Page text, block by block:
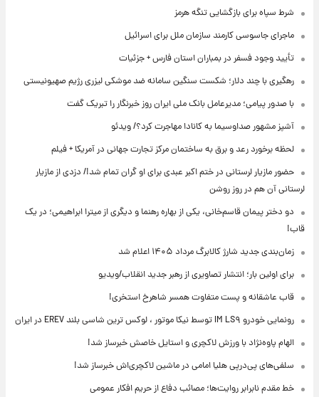
شرط سپاه برای بازگشایی تنگه هرمز
ماجرای جاسوسی کارمند سازمان ملل برای اسرائیل
تأیید وجود فسفر در بمباران استان فارس + جزئیات
رهگیری با چند دلار؛ شکست سنگین سامانه ضد موشکی لیزری رژیم صهیونیستی
با صدور پیامی؛ مدیرعامل بانک ملی ایران روز خبرنگار را تبریک گفت
آشپز مشهور صداوسیما به کانادا مهاجرت کرد؟/ ویدئو
لحظه برخورد رعد و برق به ساختمان مرکز تجارت جهانی در آمریکا + فیلم
حضور مازیار لرستانی در ختم اکبر عبدی برای او گران تمام شد!/ دزدی از مازیار
لرستانی آن هم در روز روشن
دو دختر پیمان قاسم‌خانی، یکی از بهاره رهنما و دیگری از میترا ابراهیمی؛ در یک
قاب!
زمان‌بندی جدید شارژ کالابرگ مرداد ۱۴۰۵ اعلام شد
برای اولین بار؛ انتشار تصاویری از رهبر جدید انقلاب/ویدیو
قاب عاشقانه و پست متفاوت همسر شاهرخ استخری!
رونمایی خودرو IM LS۹ توسط نیکا موتور ، لوکس ترین شاسی بلند EREV در ایران
الهام پاوه‌نژاد با ورزش لاکچری و استایل خاصش خبرساز شد!
سلفی‌های پی‌درپی هلیا امامی در ماشین لاکچری‌اش خبرساز شد!
خط مقدم نابرابر روایت‌ها؛ مصائب دفاع از حریم افکار عمومی